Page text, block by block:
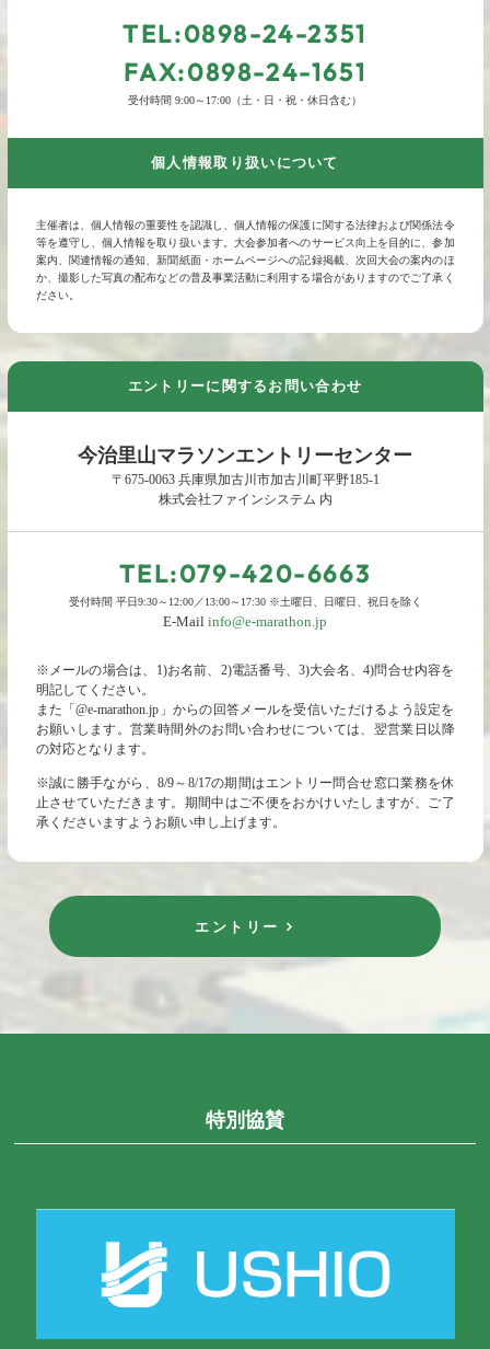
TEL:0898-24-2351
FAX:0898-24-1651
受付時間 9:00～17:00（土・日・祝・休日含む）
個人情報取り扱いについて
主催者は、個人情報の重要性を認識し、個人情報の保護に関する法律および関係法令
等を遵守し、個人情報を取り扱います。大会参加者へのサービス向上を目的に、参加
案内、関連情報の通知、新聞紙面・ホームページへの記録掲載、次回大会の案内のほ
か、撮影した写真の配布などの普及事業活動に利用する場合がありますのでご了承く
ださい。
エントリーに関するお問い合わせ
今治里山マラソンエントリーセンター
〒675-0063 兵庫県加古川市加古川町平野185-1
株式会社ファインシステム 内
TEL:079-420-6663
受付時間 平日9:30～12:00／13:00～17:30 ※土曜日、日曜日、祝日を除く
E-Mail info@e-marathon.jp
※メールの場合は、1)お名前、2)電話番号、3)大会名、4)問合せ内容を
明記してください。
また「@e-marathon.jp」からの回答メールを受信いただけるよう設定を
お願いします。営業時間外のお問い合わせについては、翌営業日以降
の対応となります。
※誠に勝手ながら、8/9～8/17の期間はエントリー問合せ窓口業務を休
止させていただきます。期間中はご不便をおかけいたしますが、ご了
承くださいますようお願い申し上げます。
エントリー
特別協賛